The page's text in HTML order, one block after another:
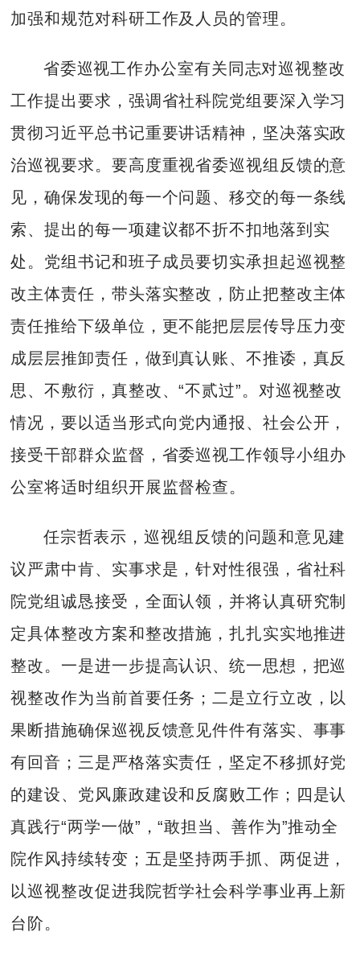
加强和规范对科研工作及人员的管理。
省委巡视工作办公室有关同志对巡视整改
工作提出要求，强调省社科院党组要深入学习
贯彻习近平总书记重要讲话精神，坚决落实政
治巡视要求。要高度重视省委巡视组反馈的意
见，确保发现的每一个问题、移交的每一条线
索、提出的每一项建议都不折不扣地落到实
处。党组书记和班子成员要切实承担起巡视整
改主体责任，带头落实整改，防止把整改主体
责任推给下级单位，更不能把层层传导压力变
成层层推卸责任，做到真认账、不推诿，真反
思、不敷衍，真整改、“不贰过”。对巡视整改
情况，要以适当形式向党内通报、社会公开，
接受干部群众监督，省委巡视工作领导小组办
公室将适时组织开展监督检查。
任宗哲表示，巡视组反馈的问题和意见建
议严肃中肯、实事求是，针对性很强，省社科
院党组诚恳接受，全面认领，并将认真研究制
定具体整改方案和整改措施，扎扎实实地推进
整改。一是进一步提高认识、统一思想，把巡
视整改作为当前首要任务；二是立行立改，以
果断措施确保巡视反馈意见件件有落实、事事
有回音；三是严格落实责任，坚定不移抓好党
的建设、党风廉政建设和反腐败工作；四是认
真践行“两学一做”，“敢担当、善作为”推动全
院作风持续转变；五是坚持两手抓、两促进，
以巡视整改促进我院哲学社会科学事业再上新
台阶。